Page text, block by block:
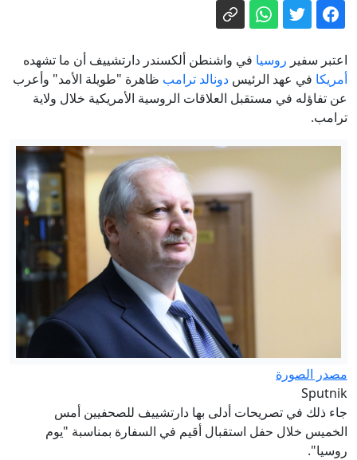
فاشلة لتغيير النظام الإيراني وراء القرار؟
تصعيد بين روسيا وأوكرانيا.. زيلينسكي يقر
بصعوبة الوضع وبوتين يعزز الإجراءات
الأمنية
اتفاقية الدفاع المشترك بين السعودية
أخطاء الصيف اليومية.. كيف تُبرِّد سيارتك
وتحمي خزان الوقود؟
الرئاسة التركية: "اتفاقية مكة" خطوة
تاريخية تصون السلام والاستقرار
تحركات برلمانية ودراسات تحذر من
مخاطر الزواج عبر التطبيقات الإلكترونية
بمصر
اعتبر سفير روسيا في واشنطن ألكسندر دارتشييف أن ما تشهده
أمريكا في عهد الرئيس دونالد ترامب ظاهرة "طويلة الأمد" وأعرب
عن تفاؤله في مستقبل العلاقات الروسية الأمريكية خلال ولاية
ترامب.
مصدر الصورة
Sputnik
جاء ذلك في تصريحات أدلى بها دارتشييف للصحفيين أمس
الخميس خلال حفل استقبال أقيم في السفارة بمناسبة "يوم
روسيا".